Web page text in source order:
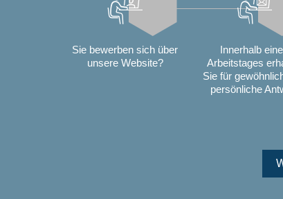
Sie bewerben sich über
unsere Website?
Innerhalb
Arbeitstages
Sie für
persönliche